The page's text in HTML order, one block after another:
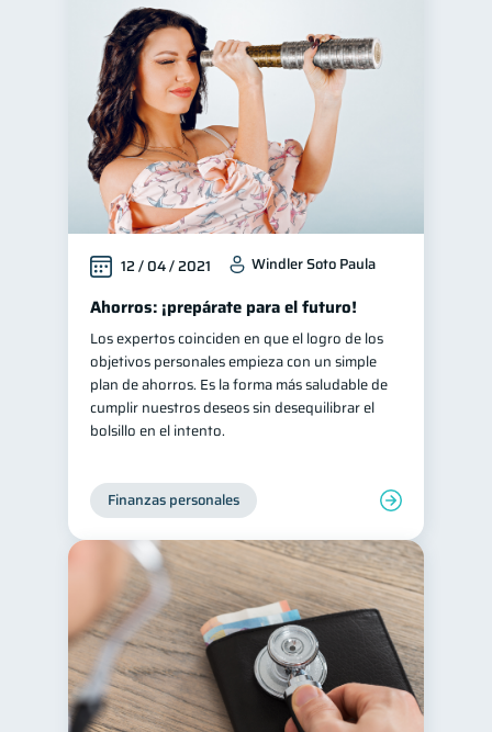
Servicios 4
Derechos & Deberes 4
Superintendencia de Bancos 4
Criptomonedas
Cuenta Abandonada 2
Inversiones 2
Cuenta Inactiva 1
Finanzas Personales 1
Información financiera
inversiones 1
Salud mental ahorro
Retiro 1 Doble sueldo
información financiera
12 / 04 / 2021 Windler Soto Paula
Ahorros: ¡prepárate para el futuro!
Los expertos coinciden en que el logro de los
objetivos personales empieza con un simple
plan de ahorros. Es la forma más saludable de
cumplir nuestros deseos sin desequilibrar el
bolsillo en el intento.
Finanzas personales